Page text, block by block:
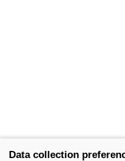
Data collection